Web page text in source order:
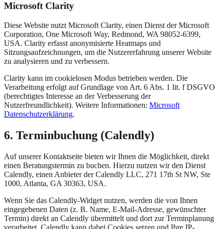
Microsoft Clarity
Diese Website nutzt Microsoft Clarity, einen Dienst der Microsoft
Corporation, One Microsoft Way, Redmond, WA 98052-6399,
USA. Clarity erfasst anonymisierte Heatmaps und
Sitzungsaufzeichnungen, um die Nutzererfahrung unserer Website
zu analysieren und zu verbessern.
Clarity kann im cookielosen Modus betrieben werden. Die
Verarbeitung erfolgt auf Grundlage von Art. 6 Abs. 1 lit. f DSGVO
(berechtigtes Interesse an der Verbesserung der
Nutzerfreundlichkeit). Weitere Informationen: Microsoft
Datenschutzerklärung.
6. Terminbuchung (Calendly)
Auf unserer Kontaktseite bieten wir Ihnen die Möglichkeit, direkt
einen Beratungstermin zu buchen. Hierzu nutzen wir den Dienst
Calendly, einen Anbieter der Calendly LLC, 271 17th St NW, Ste
1000, Atlanta, GA 30363, USA.
Wenn Sie das Calendly-Widget nutzen, werden die von Ihnen
eingegebenen Daten (z. B. Name, E-Mail-Adresse, gewünschter
Termin) direkt an Calendly übermittelt und dort zur Terminplanung
verarbeitet. Calendly kann dabei Cookies setzen und Ihre IP-